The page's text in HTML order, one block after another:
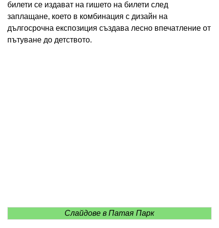
билети се издават на гишето на билети след
заплащане, което в комбинация с дизайн на
дългосрочна експозиция създава лесно впечатление от
пътуване до детството.
Слайдове в Патая Парк